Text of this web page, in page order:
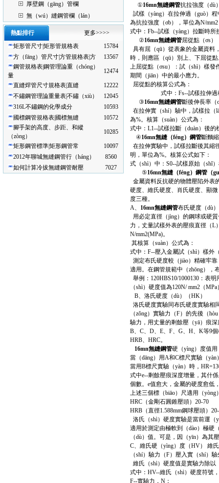
厚壁鋼（gāng）管欄
無（wú）縫鋼管欄（lán）
熱點排行
更多>>>>
矩形管尺寸|矩形管規格表
15784
方（fāng）管尺寸|方管規格表|方
13567
鋼管規格表|鋼管理論重（chóng）
量
12474
直縫焊管尺寸規格表|直縫
12222
不鏽鋼管理論重量表|不鏽（xiù）
12045
316L不鏽鋼的化學成分
10593
國標鋼管規格表|國標無縫
10572
腳手架的高度、步距、和縱
（zòng）
10285
矩形鋼管標準|矩形鋼管常
10097
2012年聊城無縫鋼管行（háng）
8560
如何計算冷拔無縫鋼管耐壓
7027
①16mn無縫鋼管抗拉強度（dù
試樣（yàng）在拉伸過（guò）
為抗拉強度（σb），單位為N/
式中：Fb--試樣（yàng）拉斷時
②16mn無縫鋼管屈從點（σs）
具有屈（qū）從表象的金屬資料
時，則應區（qū）別上、下屈從
上屈從點（σsu）：試（shì）樣
期間（jiān）中的最小應力。
屈從點的核算公式為：
式中：Fs--試樣拉伸過程中
③16mn無縫鋼管斷後伸長率（
在拉伸實（shí）驗中，試樣拉（
為%。核算（suàn）公式為：
式中：L1--試樣拉斷（duàn）後
④16mn無縫（féng）鋼管斷麵
在拉伸實驗中，試樣拉斷後其縮
明，單位為%。核算公式如下：
式（shì）中：S0--試樣原始（shǐ
⑤16mn無縫（féng）鋼管（
金屬資料反抗硬的物體壓陷外表
硬度、維氏硬度、肖氏硬度、顯
度三種。
A、
16mn無縫鋼管布氏硬度（dù
用必定直徑（jìng）的鋼球或硬
力，丈量試樣外表的壓痕直徑（L
N/mm2(MPa)。
其核算（suàn）公式為：
式中：F--壓入金屬試（shì）樣外
測定布氏硬度較（jiào）精確牢
適用。在鋼管規範中（zhōng），
舉例：120HBS10/1000130：表
（shì）硬度值為120N/ mm2（MPa
B、洛氏硬度（dù）（HK）
洛氏硬度實驗同布氏硬度實驗相
（zǒng）實驗力（F）的先後（
驗力，用丈量的剩餘壓（yā）痕
B、C、D、E、F、G、H、K等9
HRB、HRC。
16mn無縫鋼管硬（yìng）度值
當（dāng）用A和C標尺實驗（yàn
當用B標尺實驗（yàn）時，
式中e--剩餘壓痕深度增量，其什
個數。e值愈大，金屬的硬度愈低
上述三個標（biāo）尺適用（
HRC（金剛石圓錐壓頭）20-70
HRB（直徑1.588mm鋼球壓頭）
洛氏（shì）硬度實驗是當前運（
適用於測定由極軟到（dào）極硬
（dù）值。可是，因（yīn）為其
C、維氏硬（yìng）度（HV） 維
（shí）驗力（F）壓入實（shí）
維氏（shì）硬度值是實驗力除
式中：HV--維氏（shì）硬度符號
F--實驗力，N；